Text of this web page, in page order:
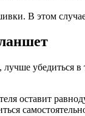
В этом
лучше убедиться
оставит